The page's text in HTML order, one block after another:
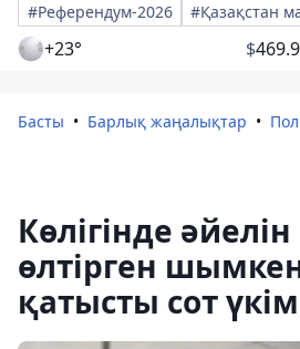
#Референдум-2026
#Қазақстан
+23° $
Басты Барлық жаңалықтар
Көлігінде
өлтірген
қатысты сот